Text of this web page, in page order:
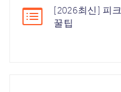
[2026최신] 피
꿀팁